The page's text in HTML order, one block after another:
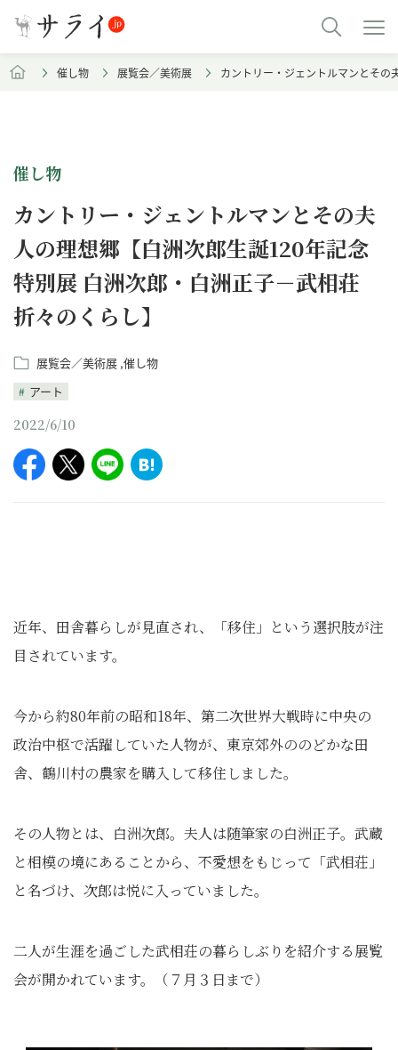
催し物 展覧会／美術展 カントリー・ジェントルマンとそ
催し物
カントリー・ジェントルマンとその夫
人の理想郷【白洲次郎生誕120年記念
特別展 白洲次郎・白洲正子－武相荘
折々のくらし】
展覧会／美術展 催し物
アート
2022/6/10
近年、田舎暮らしが見直され、「移住」という選択肢が注
目されています。
今から約80年前の昭和18年、第二次世界大戦時に中央の
政治中枢で活躍していた人物が、東京郊外ののどかな田
舎、鶴川村の農家を購入して移住しました。
その人物とは、白洲次郎。夫人は随筆家の白洲正子。武蔵
と相模の境にあることから、不愛想をもじって「武相荘」
と名づけ、次郎は悦に入っていました。
二人が生涯を過ごした武相荘の暮らしぶりを紹介する展覧
会が開かれています。（７月３日まで）